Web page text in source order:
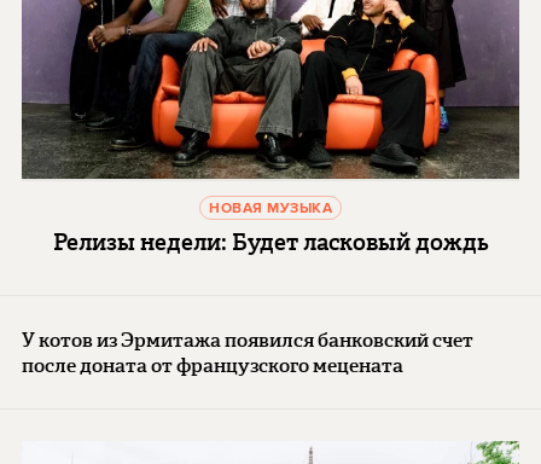
НОВАЯ МУЗЫКА
Релизы недели: Будет ласковый дождь
У котов из Эрмитажа появился банковский счет
после доната от французского мецената